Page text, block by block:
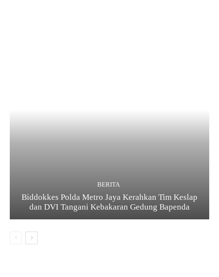
BERITA
Biddokkes Polda Metro Jaya Kerahkan Tim Keslap
dan DVI Tangani Kebakaran Gedung Bapenda